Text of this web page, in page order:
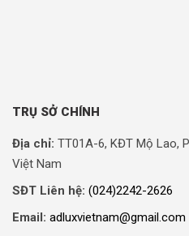
TRỤ SỞ CHÍNH
Địa chỉ: TT01A-6, KĐT Mộ Lao,
Việt Nam
SĐT Liên hệ: (024)2242-2626
Email: adluxvietnam@gmail.com